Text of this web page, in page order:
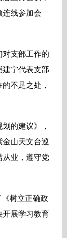
连线参加会
对支部工作的
建宁代表支部
不足之处，
的建议》，
金山天文台巡
从业，遵守党
树立正确政
开展学习教育